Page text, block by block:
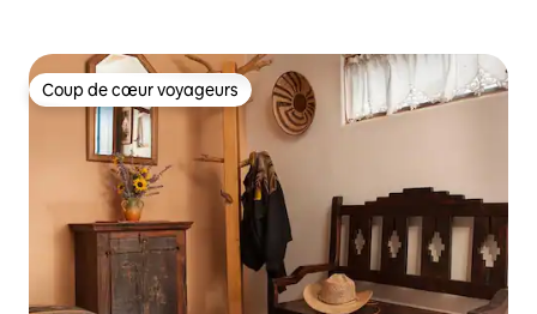
Coup de cœur voyageurs
Coup de cœur voyageurs